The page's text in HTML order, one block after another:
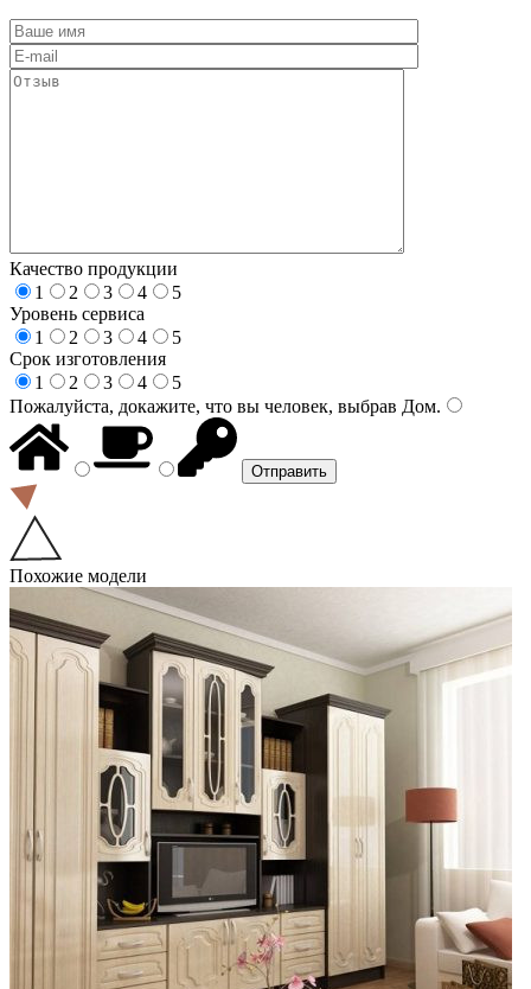
Качество продукции
1
2 3 4
5
Уровень сервиса
1
2 3 4
5
Срок изготовления
1
2 3 4
5
Пожалуйста, докажите, что вы человек, выбрав Дом.
Похожие модели